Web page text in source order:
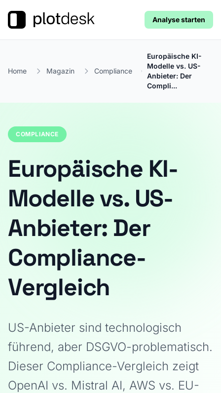
Analyse starten
Home Magazin Compliance
Europäische KI-
Modelle vs. US-
Anbieter: Der
Compli...
COMPLIANCE
Europäische KI-
Modelle vs. US-
Anbieter: Der
Compliance-
Vergleich
US-Anbieter sind technologisch
führend, aber DSGVO-problematisch.
Dieser Compliance-Vergleich zeigt
OpenAI vs. Mistral AI, AWS vs. EU-